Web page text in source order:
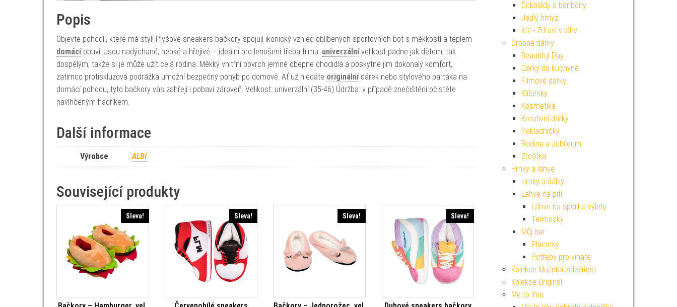
Popis
Objevte pohodlí, které má styl! Plyšové sneakers bačkory spojují ikonický vzhled oblíbených sportovních bot s měkkostí a teplem
domácíobuvi. Jsou nadýchané, hebké a hřejivé – ideální pro lenošení třeba filmu. univerzálnívelikost padne jak dětem, tak
dospělým, takže si je může užít celá rodina. Měkký vnitřní povrch jemně obepne chodidla a poskytne jim dokonalý komfort,
zatímco protiskluzová podrážka umožní bezpečný pohyb po domově. Ať už hledáte originálnídárek nebo stylového parťáka na
domácí pohodu, tyto bačkory vás zahřejí i pobaví zároveň. Velikost: univerzální (35-46) Údržba: v případě znečištění očistěte
navlhčeným hadříkem.
Další informace
Výrobce ALBI
Související produkty
Sleva! Sleva! Sleva! Sleva!
Čokolády a bonbóny
Jedlý hmyz
Kitl - Zdraví v láhvi
Drobné dárky
Beautiful Day
Dárky do kuchyně
Filmové dárky
Klíčenky
Kosmetika
Kreativní dárky
Pokladničky
Rodina a Jubileum
Zrcátka
Hrnky a lahve
Hrnky a šálky
Lahve na pití
Láhve na sport a výlety
Termosky
Můj bar
Placatky
Potřeby pro vinaře
Kolekce Mužská záležitost
Kolekce Originál
Me to You